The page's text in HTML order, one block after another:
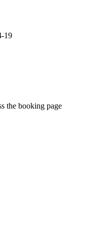
19
the booking page